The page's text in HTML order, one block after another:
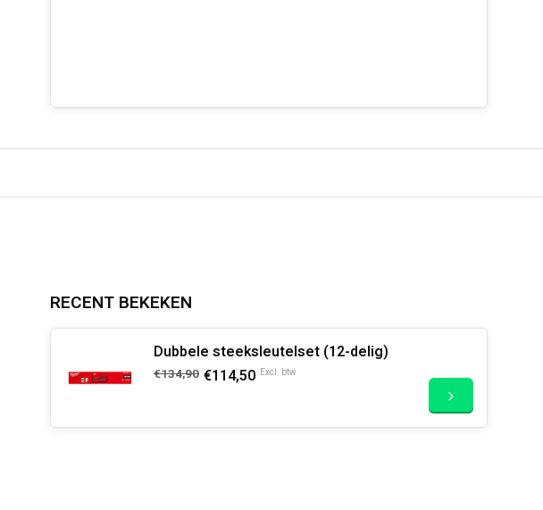
RECENT BEKEKEN
Dubbele steeksleutelset (12-delig)
€134,90 €114,50 Excl. btw